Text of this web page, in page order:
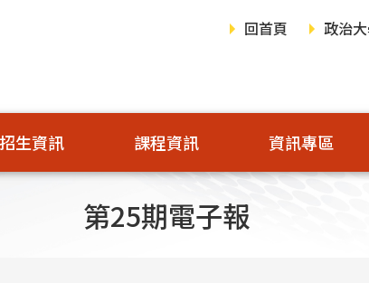
回首頁
政治
招生資訊 課程資訊 資訊專區
第25期電子報